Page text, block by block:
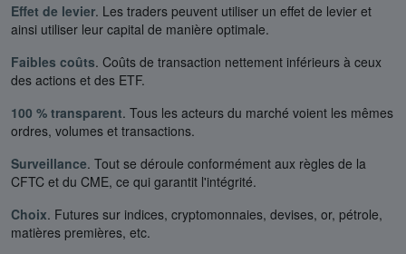
Effet de levier. Les traders peuvent utiliser un effet de levier et
ainsi utiliser leur capital de manière optimale.
Faibles coûts. Coûts de transaction nettement inférieurs à ceux
des actions et des ETF.
100 % transparent. Tous les acteurs du marché voient les mêmes
ordres, volumes et transactions.
Surveillance. Tout se déroule conformément aux règles de la
CFTC et du CME, ce qui garantit l'intégrité.
Choix. Futures sur indices, cryptomonnaies, devises, or, pétrole,
matières premières, etc.